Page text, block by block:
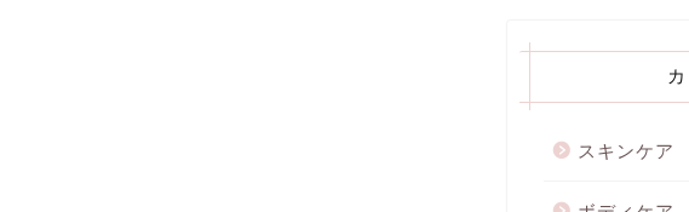
スキンケア